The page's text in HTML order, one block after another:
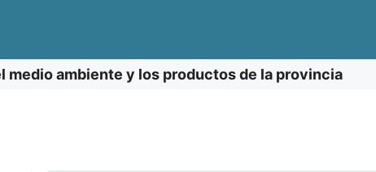
medio ambiente y los productos de la provincia